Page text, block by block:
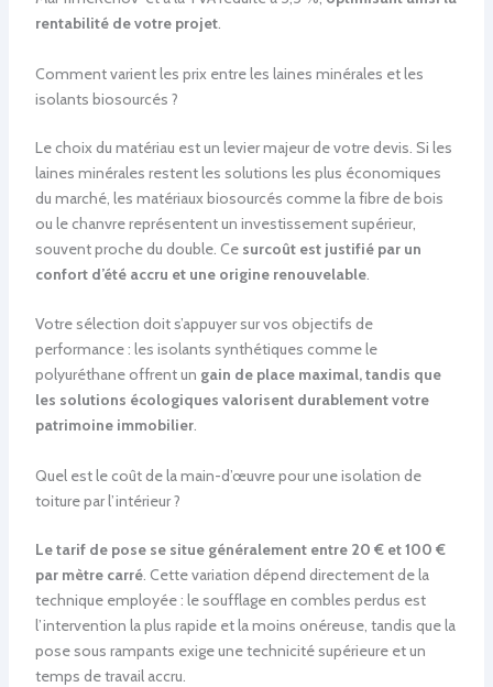
rentabilité de votre projet.
Comment varient les prix entre les laines minérales et les
isolants biosourcés ?
Le choix du matériau est un levier majeur de votre devis. Si les
laines minérales restent les solutions les plus économiques
du marché, les matériaux biosourcés comme la fibre de bois
ou le chanvre représentent un investissement supérieur,
souvent proche du double. Ce surcoût est justifié par un
confort d’été accru et une origine renouvelable.
Votre sélection doit s’appuyer sur vos objectifs de
performance : les isolants synthétiques comme le
polyuréthane offrent un gain de place maximal, tandis que
les solutions écologiques valorisent durablement votre
patrimoine immobilier.
Quel est le coût de la main-d’œuvre pour une isolation de
toiture par l’intérieur ?
Le tarif de pose se situe généralement entre 20 € et 100 €
par mètre carré. Cette variation dépend directement de la
technique employée : le soufflage en combles perdus est
l’intervention la plus rapide et la moins onéreuse, tandis que la
pose sous rampants exige une technicité supérieure et un
temps de travail accru.